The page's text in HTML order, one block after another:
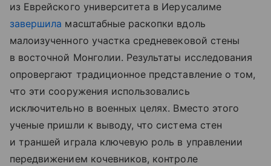
из Еврейского университета в Иерусалиме
завершила масштабные раскопки вдоль
малоизученного участка средневековой стены
в восточной Монголии. Результаты исследования
опровергают традиционное представление о том,
что эти сооружения использовались
исключительно в военных целях. Вместо этого
ученые пришли к выводу, что система стен
и траншей играла ключевую роль в управлении
передвижением кочевников, контроле